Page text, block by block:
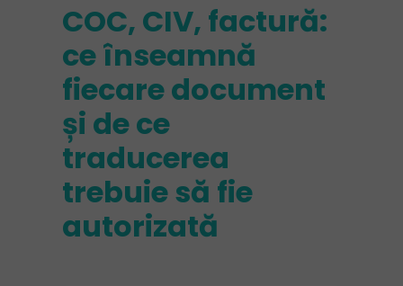
COC, CIV, factură:
ce înseamnă
fiecare document
și de ce
traducerea
trebuie să fie
autorizată